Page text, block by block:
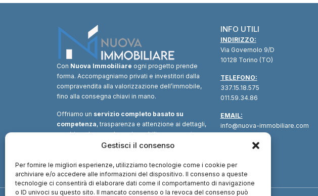
Gestisci il consenso
Per fornire le migliori esperienze, utilizziamo tecnologie come i cookie per
archiviare e/o accedere alle informazioni del dispositivo. Il consenso a queste
tecnologie ci consentirà di elaborare dati come il comportamento di navigazione
o ID univoci su questo sito. Il mancato consenso o la revoca del consenso può
Con Nuova Immobiliare ogni progetto prende
forma. Accompagniamo privati e investitori dalla
compravendita alla valorizzazione dell’immobile,
fino alla consegna chiavi in mano.
Offriamo un servizio completo basato su
competenza, trasparenza e attenzione ai dettagli,
combinando consulenza immobiliare, supporto
tecnico e soluzioni finanziarie.Un unico
valore.
INFO UTILI
INDIRIZZO:
Via Governolo 9/D
10128 Torino (TO)
TELEFONO:
337.15.18.575
011.59.34.86
EMAIL:
info@nuova-immobiliare.com